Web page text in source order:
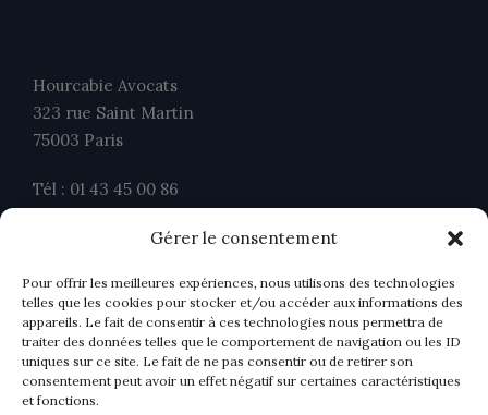
Gérer le consentement
Pour offrir les meilleures expériences, nous utilisons des technologies
telles que les cookies pour stocker et/ou accéder aux informations des
appareils. Le fait de consentir à ces technologies nous permettra de
traiter des données telles que le comportement de navigation ou les ID
uniques sur ce site. Le fait de ne pas consentir ou de retirer son
consentement peut avoir un effet négatif sur certaines caractéristiques
et fonctions.
Hourcabie Avocats
323 rue Saint Martin
75003 Paris
Tél : 01 43 45 00 86
contact@ahavocats.fr